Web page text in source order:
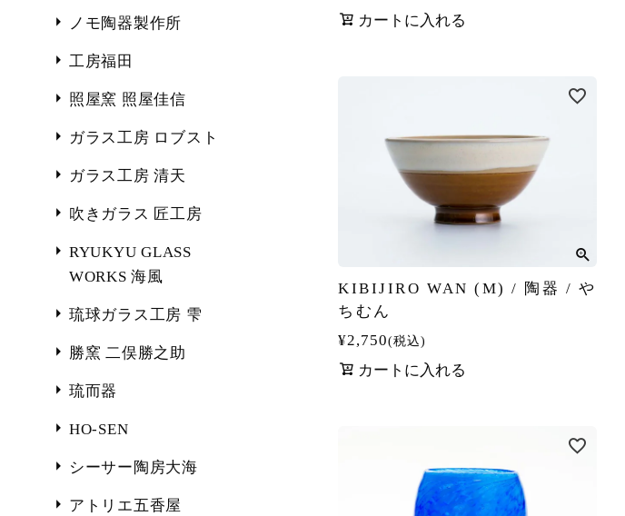
ノモ陶器製作所
工房福田
照屋窯 照屋佳信
ガラス工房 ロブスト
ガラス工房 清天
吹きガラス 匠工房
RYUKYU GLASS
WORKS 海風
琉球ガラス工房 雫
勝窯 二俣勝之助
琉而器
HO-SEN
シーサー陶房大海
アトリエ五香屋
カートに入れる
KIBIJIRO WAN (M) / 陶器 / や
ちむん
¥2,750 税込
カートに入れる